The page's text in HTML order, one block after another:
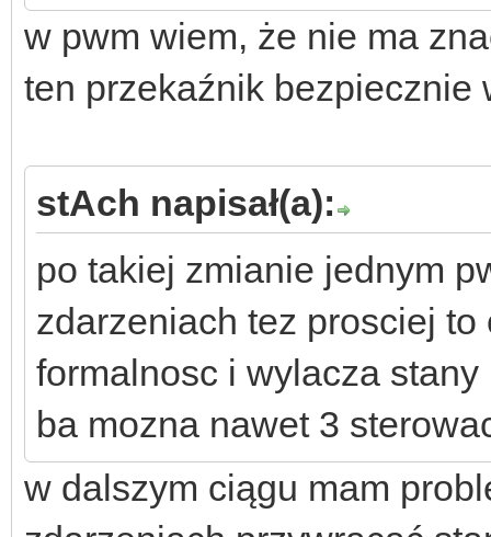
w pwm wiem, że nie ma
ten przekaźnik bezpiecznie
stAch napisał(a):
po takiej zmianie jednym
zdarzeniach tez prosciej
formalnosc i wylacza
ba mozna nawet 3
w dalszym ciągu mam